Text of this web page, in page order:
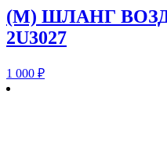
(M) ШЛАНГ
2U3027
1 000 ₽